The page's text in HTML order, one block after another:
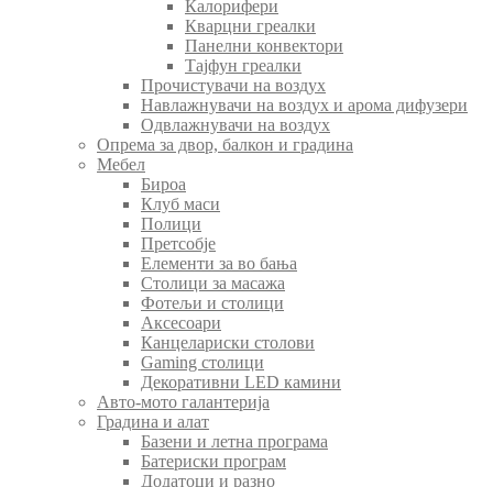
Калорифери
Кварцни греалки
Панелни конвектори
Тајфун греалки
Прочистувачи на воздух
Навлажнувачи на воздух и арома дифузери
Одвлажнувачи на воздух
Опрема за двор, балкон и градина
Мебел
Бироа
Клуб маси
Полици
Претсобје
Елементи за во бања
Столици за масажа
Фотељи и столици
Аксесоари
Канцелариски столови
Gaming столици
Декоративни LED камини
Авто-мото галантерија
Градина и алат
Базени и летна програма
Батериски програм
Додатоци и разно